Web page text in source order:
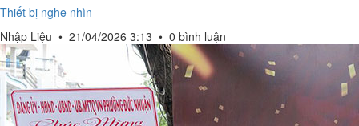
Thiết bị nghe nhìn
Nhập Liệu • 21/04/2026 3:13 • 0 bình luận